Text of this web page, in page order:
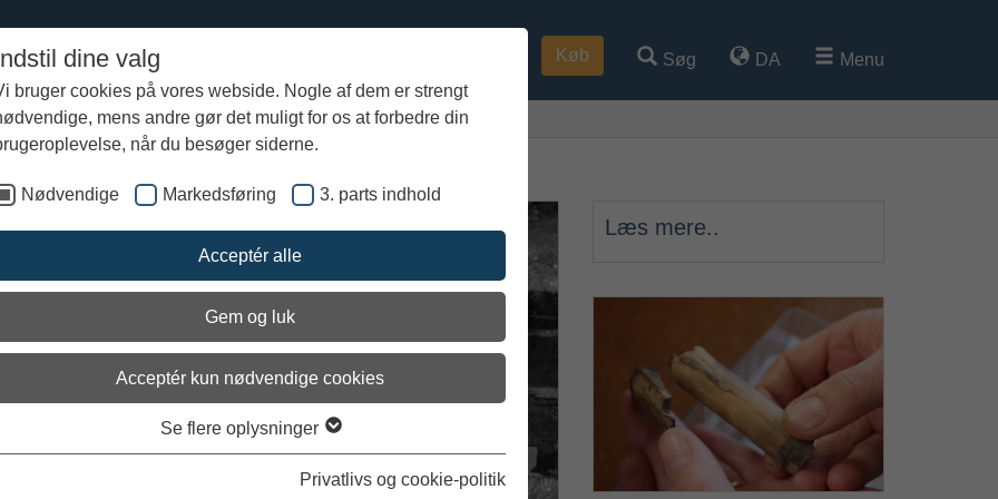
dine valg
bruger cookies på vores webside. Nogle af dem er strengt
mens andre gør det muligt for os at forbedre din
når du besøger siderne.
Nødvendige Markedsføring 3. parts indhold
Acceptér alle
Gem og luk
Acceptér kun nødvendige cookies
Se flere oplysninger
Privatlivs og cookie-politik
Køb Søg DA Menu
2017 Fundet
Læs mere..